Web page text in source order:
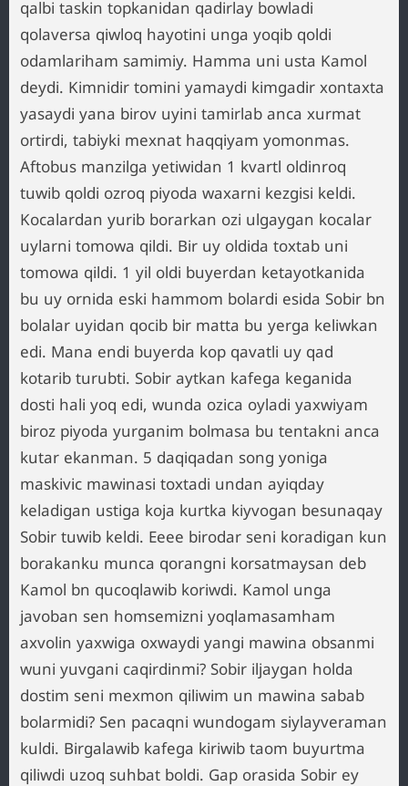
qalbi taskin topkanidan qadirlay bowladi
qolaversa qiwloq hayotini unga yoqib qoldi
odamlariham samimiy. Hamma uni usta Kamol
deydi. Kimnidir tomini yamaydi kimgadir xontaxta
yasaydi yana birov uyini tamirlab anca xurmat
ortirdi, tabiyki mexnat haqqiyam yomonmas.
Aftobus manzilga yetiwidan 1 kvartl oldinroq
tuwib qoldi ozroq piyoda waxarni kezgisi keldi.
Kocalardan yurib borarkan ozi ulgaygan kocalar
uylarni tomowa qildi. Bir uy oldida toxtab uni
tomowa qildi. 1 yil oldi buyerdan ketayotkanida
bu uy ornida eski hammom bolardi esida Sobir bn
bolalar uyidan qocib bir matta bu yerga keliwkan
edi. Mana endi buyerda kop qavatli uy qad
kotarib turubti. Sobir aytkan kafega keganida
dosti hali yoq edi, wunda ozica oyladi yaxwiyam
biroz piyoda yurganim bolmasa bu tentakni anca
kutar ekanman. 5 daqiqadan song yoniga
maskivic mawinasi toxtadi undan ayiqday
keladigan ustiga koja kurtka kiyvogan besunaqay
Sobir tuwib keldi. Eeee birodar seni koradigan kun
borakanku munca qorangni korsatmaysan deb
Kamol bn qucoqlawib koriwdi. Kamol unga
javoban sen homsemizni yoqlamasamham
axvolin yaxwiga oxwaydi yangi mawina obsanmi
wuni yuvgani caqirdinmi? Sobir iljaygan holda
dostim seni mexmon qiliwim un mawina sabab
bolarmidi? Sen pacaqni wundogam siylayveraman
kuldi. Birgalawib kafega kiriwib taom buyurtma
qiliwdi uzoq suhbat boldi. Gap orasida Sobir ey